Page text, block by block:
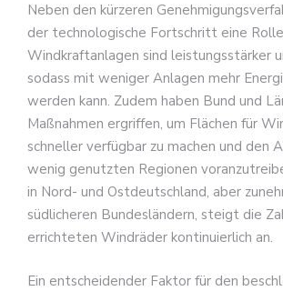
Neben den kürzeren
der technologische Fortschritt eine
Windkraftanlagen sind leistungsstärker
sodass mit weniger Anlagen mehr
werden kann. Zudem haben Bund und
Maßnahmen ergriffen, um Flächen für
schneller verfügbar zu machen und den
wenig genutzten Regionen
in Nord- und Ostdeutschland, aber
südlicheren Bundesländern, steigt die
errichteten Windräder kontinuierlich an.
Ein entscheidender Faktor für den